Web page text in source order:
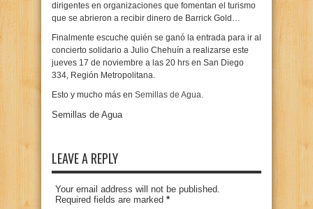
dirigentes en organizaciones que fomentan el turismo
que se abrieron a recibir dinero de Barrick Gold…
Finalmente escuche quién se ganó la entrada para ir al
concierto solidario a Julio Chehuín a realizarse este
jueves 17 de noviembre a las 20 hrs en San Diego
334, Región Metropolitana.
Esto y mucho más en Semillas de Agua.
Semillas de Agua
LEAVE A REPLY
Your email address will not be published.
Required fields are marked *